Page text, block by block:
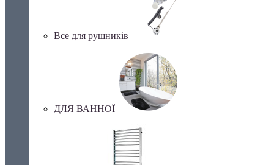
Все для рушників
ДЛЯ ВАННОЇ